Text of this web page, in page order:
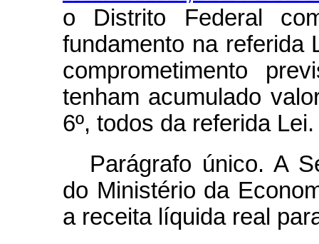
o Distrito Federal
fundamento na referida
comprometimento
tenham acumulado
6º, todos da referida Lei.
Parágrafo único. A
do Ministério da
a receita líquida real